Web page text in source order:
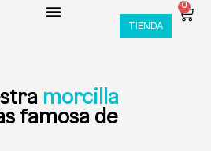
TIENDA
0
morcilla
famosa de